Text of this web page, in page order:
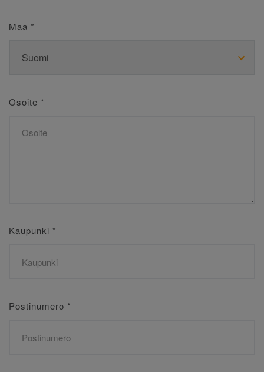
Maa *
Osoite *
Kaupunki *
Postinumero *